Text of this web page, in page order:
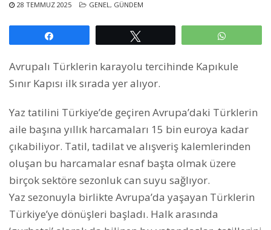
28 TEMMUZ 2025 GENEL , GÜNDEM
Avrupalı Türklerin karayolu tercihinde Kapıkule
Sınır Kapısı ilk sırada yer alıyor.
Yaz tatilini Türkiye’de geçiren Avrupa’daki Türklerin
aile başına yıllık harcamaları 15 bin euroya kadar
çıkabiliyor. Tatil, tadilat ve alışveriş kalemlerinden
oluşan bu harcamalar esnaf başta olmak üzere
birçok sektöre sezonluk can suyu sağlıyor.
Yaz sezonuyla birlikte Avrupa’da yaşayan Türklerin
Türkiye’ye dönüşleri başladı. Halk arasında